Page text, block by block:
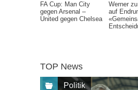
FA Cup: Man City
gegen Arsenal –
United gegen Chelsea
Werner
auf
TOP News
Politik